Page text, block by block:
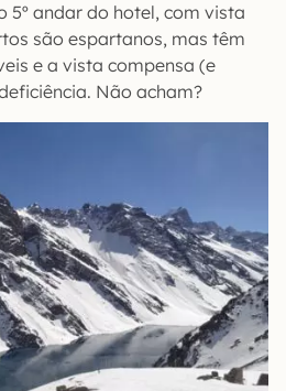
5º andar do hotel, com vista
são espartanos, mas têm
e a vista compensa (e
Não acham?